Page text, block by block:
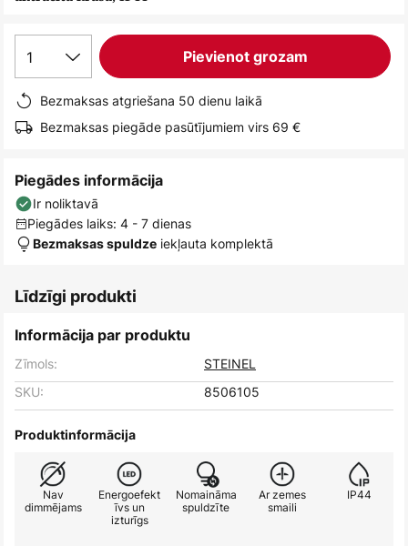
1 Pievienot grozam
Bezmaksas atgriešana 50 dienu laikā
Bezmaksas piegāde pasūtījumiem virs 69 €
Piegādes informācija
Ir noliktavā
Piegādes laiks: 4 - 7 dienas
Bezmaksas spuldze iekļauta komplektā
Līdzīgi produkti
Informācija par produktu
Zīmols:
STEINEL
SKU:
8506105
Produktinformācija
Nav
dimmējams
Energoefekt
īvs un
izturīgs
Nomaināma
spuldzīte
Ar zemes
smaili
IP44